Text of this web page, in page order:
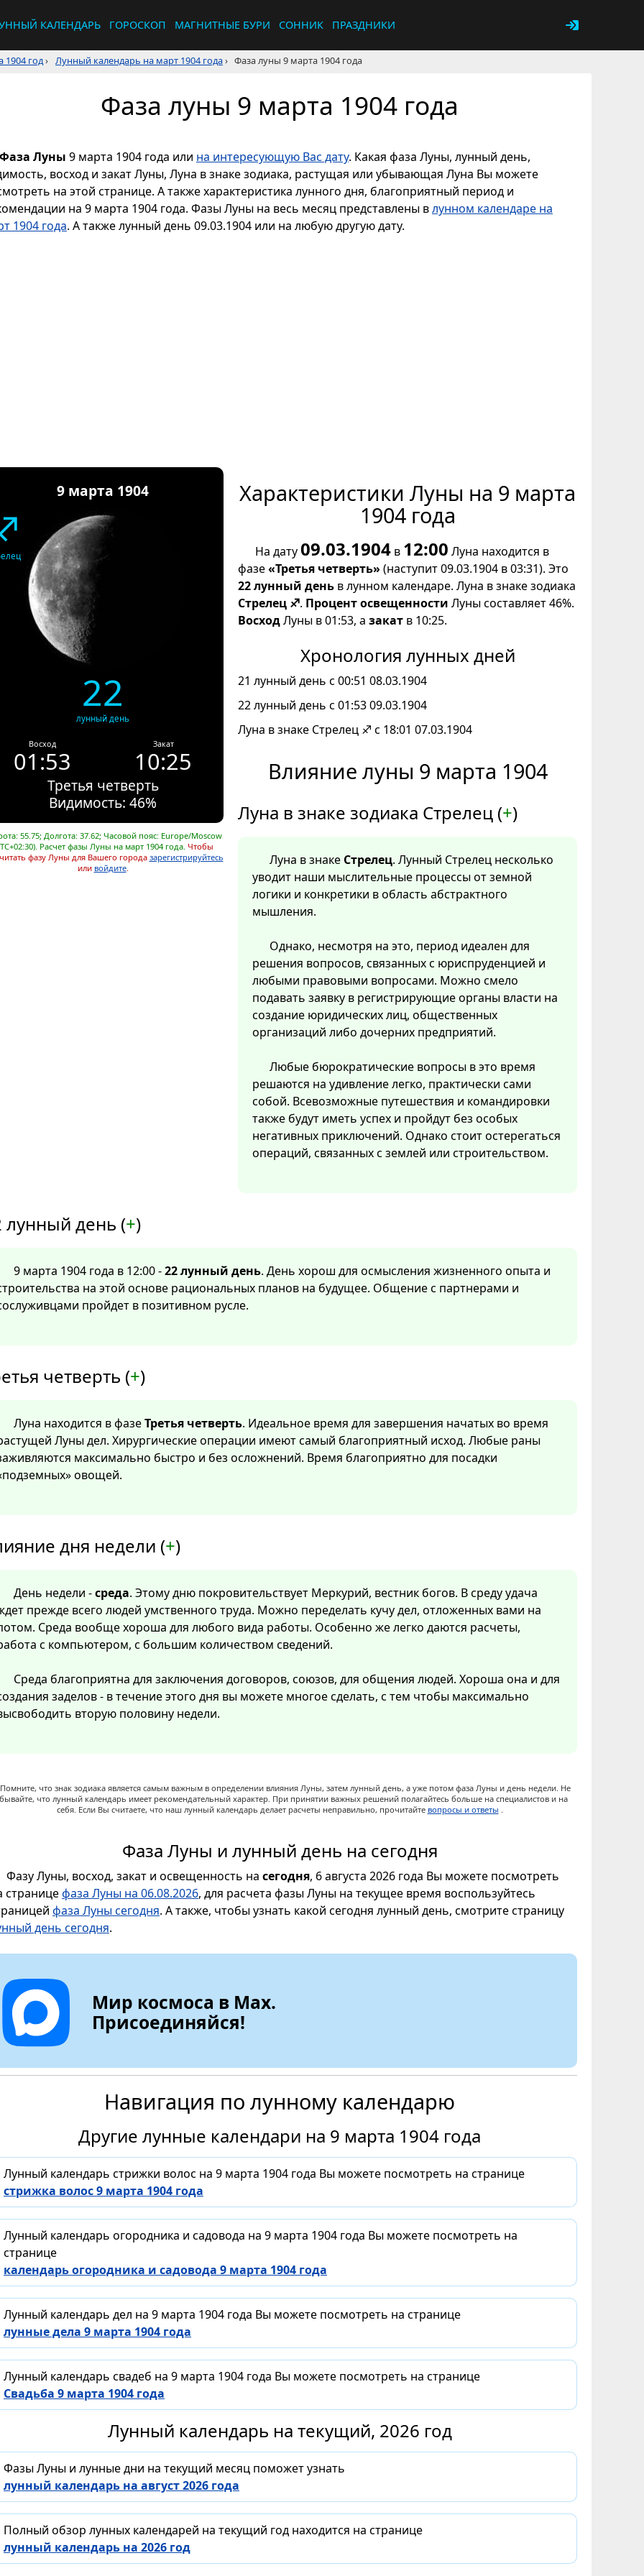
КАЛЕНДАРЬ ГОРОСКОП МАГНИТНЫЕ БУРИ СОННИК ПРАЗДНИКИ
1904 год› Лунный календарь на март 1904 года› Фаза луны 9 марта 1904 года
Фаза луны 9 марта 1904 года
Фаза Луны 9 марта 1904 года или на интересующую Вас дату. Какая фаза Луны, лунный день,
восход и закат Луны, Луна в знаке зодиака, растущая или убывающая Луна Вы можете
на этой странице. А также характеристика лунного дня, благоприятный период и
на 9 марта 1904 года. Фазы Луны на весь месяц представлены влунном календаре на
1904 года. А также лунный день 09.03.1904 или на любую другую дату.
9 марта 1904
22
лунный день
Восход
01:53
Закат
10:25
Третья четверть
Видимость: 46%
55.75; Долгота: 37.62; Часовой пояс: Europe/Moscow
Расчет фазы Луны на март 1904 года. Чтобы
фазу Луны для Вашего города зарегистрируйтесь
или войдите.
Характеристики Луны на 9 марта
1904 года
На дату09.03.1904 в 12:00 Луна находится в
фазе«Третья четверть»(наступит 09.03.1904 в 03:31). Это
22 лунный день в лунном календаре. Луна в знаке зодиака
Стрелец ♐. Процент освещенности Луны составляет 46%.
ВосходЛуны в 01:53, а закат в 10:25.
Хронология лунных дней
21 лунный день с 00:51 08.03.1904
22 лунный день с 01:53 09.03.1904
Луна в знаке Стрелец ♐ с 18:01 07.03.1904
Влияние луны 9 марта 1904
Луна в знаке зодиака Стрелец (+)
Луна в знаке Стрелец. Лунный Стрелец несколько
уводит наши мыслительные процессы от земной
логики и конкретики в область абстрактного
мышления.
Однако, несмотря на это, период идеален для
решения вопросов, связанных с юриспруденцией и
любыми правовыми вопросами. Можно смело
подавать заявку в регистрирующие органы власти на
создание юридических лиц, общественных
организаций либо дочерних предприятий.
Любые бюрократические вопросы в это время
решаются на удивление легко, практически сами
собой. Всевозможные путешествия и командировки
также будут иметь успех и пройдут без особых
негативных приключений. Однако стоит остерегаться
операций, связанных с землей или строительством.
лунный день (+)
9 марта 1904 года в 12:00 -22 лунный день. День хорош для осмысления жизненного опыта и
на этой основе рациональных планов на будущее. Общение с партнерами и
пройдет в позитивном русле.
четверть (+)
Луна находится в фазеТретья четверть. Идеальное время для завершения начатых во время
Луны дел. Хирургические операции имеют самый благоприятный исход. Любые раны
максимально быстро и без осложнений. Время благоприятно для посадки
овощей.
дня недели (+)
День недели -среда. Этому дню покровительствует Меркурий, вестник богов. В среду удача
прежде всего людей умственного труда. Можно переделать кучу дел, отложенных вами на
Среда вообще хороша для любого вида работы. Особенно же легко даются расчеты,
с компьютером, с большим количеством сведений.
Среда благоприятна для заключения договоров, союзов, для общения людей. Хороша она и для
заделов - в течение этого дня вы можете многое сделать, с тем чтобы максимально
вторую половину недели.
Помните, что знак зодиака является самым важным в определении влияния Луны, затем лунный день, а уже потом фаза Луны и день недели. Не
что лунный календарь имеет рекомендательный характер. При принятии важных решений полагайтесь больше на специалистов и на
себя. Если Вы считаете, что наш лунный календарь делает расчеты неправильно, прочитайте вопросы и ответы .
Фаза Луны и лунный день на сегодня
Фазу Луны, восход, закат и освещенность на сегодня, 6 августа 2026 года Вы можете посмотреть
страницефаза Луны на 06.08.2026, для расчета фазы Луны на текущее время воспользуйтесь
фаза Луны сегодня. А также, чтобы узнать какой сегодня лунный день, смотрите страницу
день сегодня.
Мир космоса в Max.
Присоединяйся!
Навигация по лунному календарю
Другие лунные календари на 9 марта 1904 года
Лунный календарь стрижки волос на 9 марта 1904 года Вы можете посмотреть на странице
стрижка волос 9 марта 1904 года
Лунный календарь огородника и садовода на 9 марта 1904 года Вы можете посмотреть на
странице
календарь огородника и садовода 9 марта 1904 года
Лунный календарь дел на 9 марта 1904 года Вы можете посмотреть на странице
лунные дела 9 марта 1904 года
Лунный календарь свадеб на 9 марта 1904 года Вы можете посмотреть на странице
Свадьба 9 марта 1904 года
Лунный календарь на текущий, 2026 год
Фазы Луны и лунные дни на текущий месяц поможет узнать
лунный календарь на август 2026 года
Полный обзор лунных календарей на текущий год находится на странице
лунный календарь на 2026 год